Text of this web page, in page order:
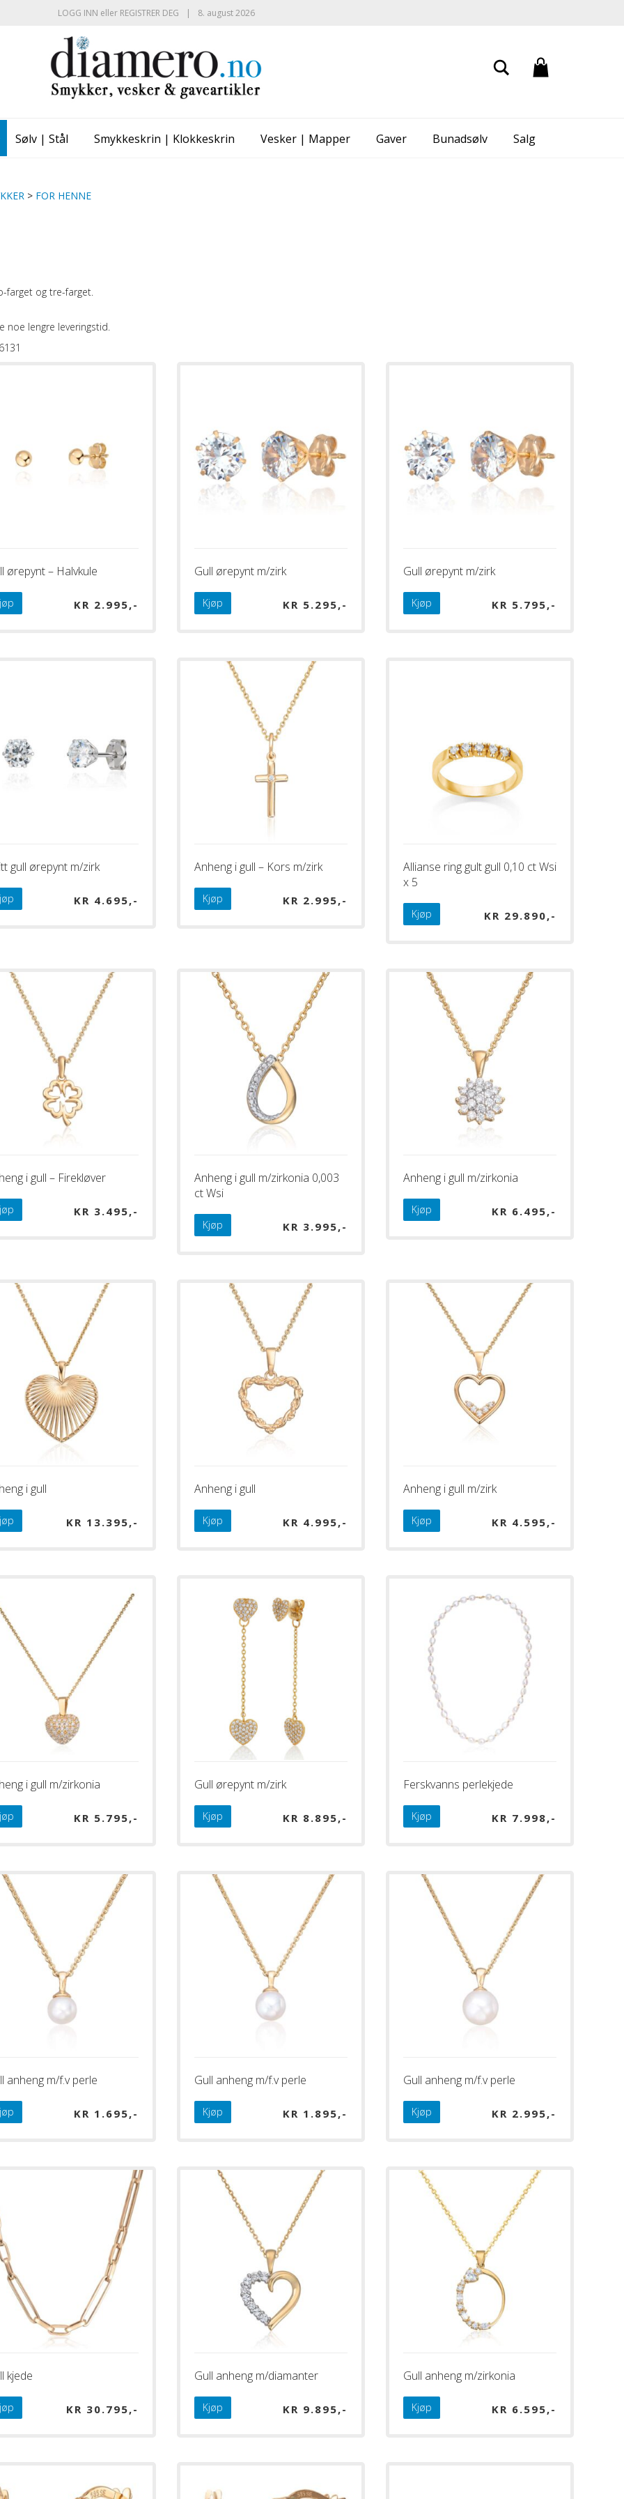
LOGG INN eller REGISTRER DEG | 8. august 2026
Search
Sølv | Stål Smykkeskrin | Klokkeskrin Vesker | Mapper Gaver Bunadsølv Salg
> FOR HENNE
farget og tre-farget.
noe lengre leveringstid.
ørepynt – Halvkule
KR 2.995
Gull ørepynt m/zirk
KR 5.295
Kjøp
Gull ørepynt m/zirk
KR 5.795
Kjøp
gull ørepynt m/zirk
KR 4.695
Anheng i gull – Kors m/zirk
KR 2.995
Kjøp
Allianse ring gult gull 0,10 ct Wsi
x 5
KR 29.890
Kjøp
i gull – Firekløver
KR 3.495
Anheng i gull m/zirkonia 0,003
ct Wsi
KR 3.995
Kjøp
Anheng i gull m/zirkonia
KR 6.495
Kjøp
i gull
KR 13.395
Anheng i gull
KR 4.995
Kjøp
Anheng i gull m/zirk
KR 4.595
Kjøp
i gull m/zirkonia
KR 5.795
Gull ørepynt m/zirk
KR 8.895
Kjøp
Ferskvanns perlekjede
KR 7.998
Kjøp
anheng m/f.v perle
KR 1.695
Gull anheng m/f.v perle
KR 1.895
Kjøp
Gull anheng m/f.v perle
KR 2.995
Kjøp
kjede
KR 30.795
Gull anheng m/diamanter
KR 9.895
Kjøp
Gull anheng m/zirkonia
KR 6.595
Kjøp